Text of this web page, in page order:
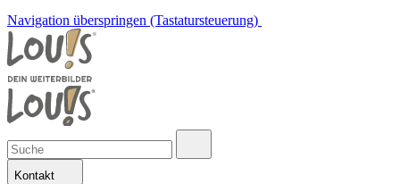
Navigation überspringen (Tastatursteuerung)
Kontakt